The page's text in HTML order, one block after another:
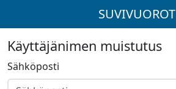
SUVIVUOROT
Käyttäjänimen muistutus
Sähköposti